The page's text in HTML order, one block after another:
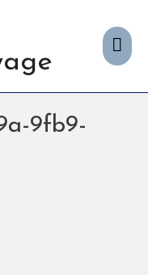
9fb9-